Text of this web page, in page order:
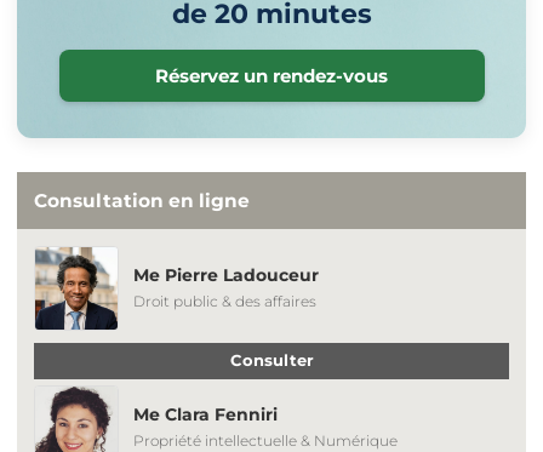
de 20 minutes
Réservez un rendez-vous
Consultation en ligne
Me Pierre Ladouceur
Droit public & des affaires
Consulter
Me Clara Fenniri
Propriété intellectuelle & Numérique